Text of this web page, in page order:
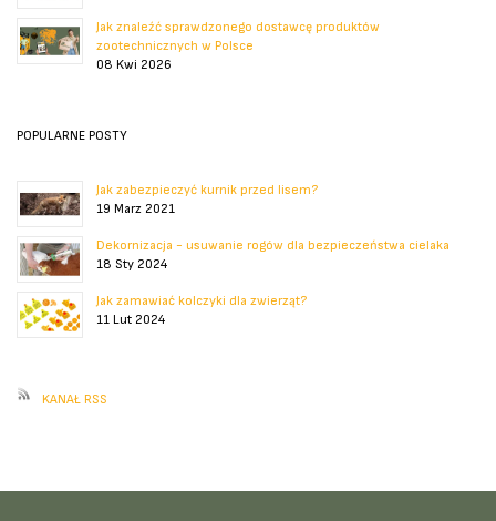
Jak znaleźć sprawdzonego dostawcę produktów
zootechnicznych w Polsce
08 Kwi 2026
POPULARNE POSTY
Jak zabezpieczyć kurnik przed lisem?
19 Marz 2021
Dekornizacja - usuwanie rogów dla bezpieczeństwa cielaka
18 Sty 2024
Jak zamawiać kolczyki dla zwierząt?
11 Lut 2024
KANAŁ RSS